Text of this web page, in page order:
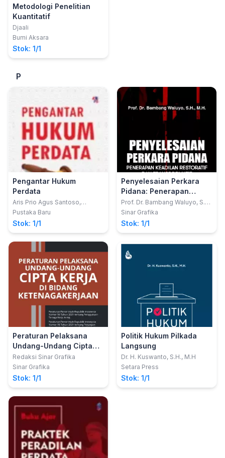
Metodologi Penelitian
Kuantitatif
Djaali
Bumi Aksara
Stok: 1/1
P
Pengantar Hukum
Perdata
Aris Prio Agus Santoso,
SH.,MH.; Widi Nugrahaningsih,
Pustaka Baru
Stok: 1/1
Penyelesaian Perkara
Pidana: Penerapan
Keadilan Restoratif dan
Transformatif
Prof. Dr. Bambang Waluyo, S.H.,
M.H
Sinar Grafika
Stok: 1/1
Peraturan Pelaksana
Undang-Undang Cipta
Kerja di Bidang
Ketenagakerjaan
Redaksi Sinar Grafika
Sinar Grafika
Stok: 1/1
Politik Hukum Pilkada
Langsung
Dr. H. Kuswanto, S.H., M.H
Setara Press
Stok: 1/1